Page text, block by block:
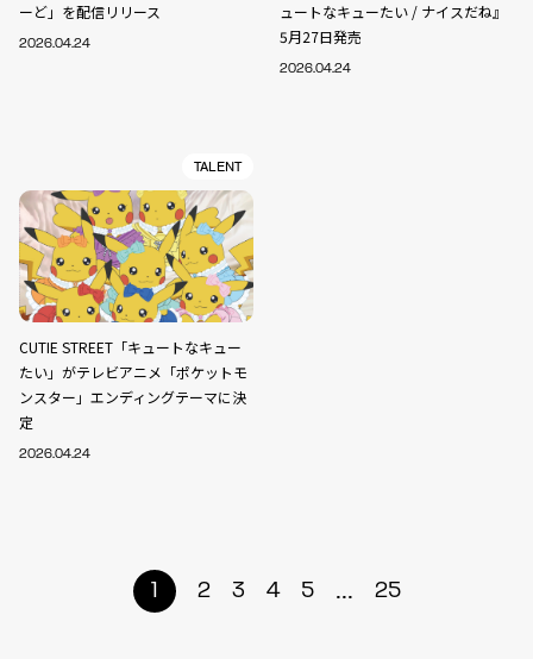
ーど」を配信リリース
2026.04.24
ュートなキューたい / ナイスだね』
5月27日発売
2026.04.24
TALENT
CUTIE STREET「キュートなキュー
たい」がテレビアニメ「ポケットモ
ンスター」エンディングテーマに決
定
2026.04.24
1 2 3 4 5 ... 25